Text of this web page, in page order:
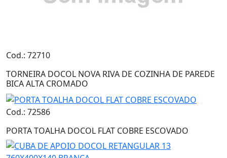
Cod.: 72710
TORNEIRA DOCOL NOVA RIVA DE COZINHA DE PAREDE
BICA ALTA CROMADO
Cod.: 72586
PORTA TOALHA DOCOL FLAT COBRE ESCOVADO